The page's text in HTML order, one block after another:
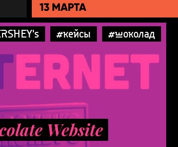
13 МАРТА
#кейсы #шоколад
Website